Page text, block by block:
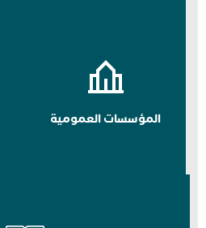
المؤسسات العمومية